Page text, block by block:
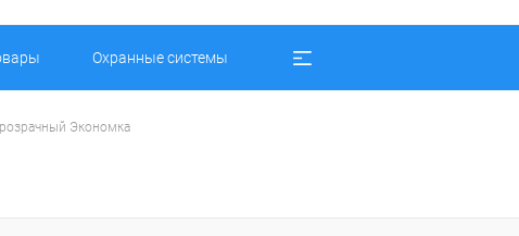
Охранные системы
Экономка